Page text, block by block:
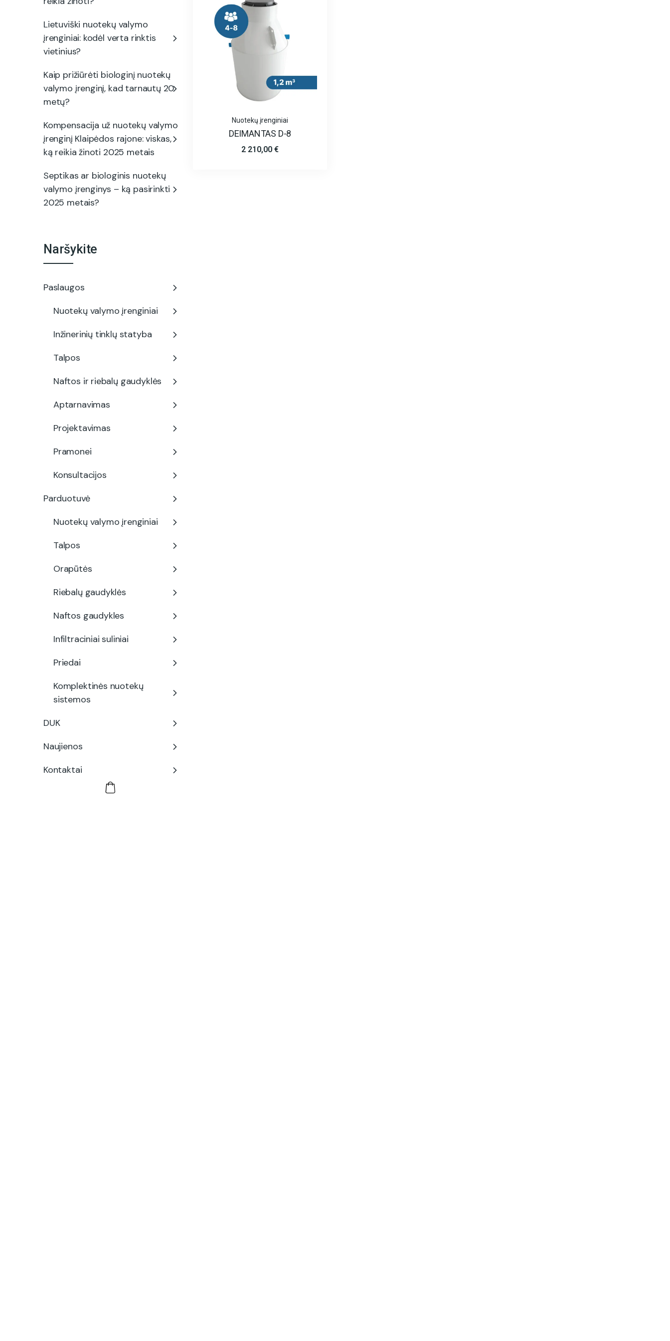
Nuotekų įrenginiai
DEIMANTAS D-8
2 210,00 €
Lietuviški nuotekų valymo
įrenginiai: kodėl verta rinktis
vietinius?
Kaip prižiūrėti biologinį nuotekų
valymo įrenginį, kad tarnautų 20
metų?
Kompensacija už nuotekų valymo
įrenginį Klaipėdos rajone: viskas,
ką reikia žinoti 2025 metais
Septikas ar biologinis nuotekų
valymo įrenginys – ką pasirinkti
2025 metais?
Naršykite
Paslaugos
Nuotekų valymo įrenginiai
Inžinerinių tinklų statyba
Talpos
Naftos ir riebalų gaudyklės
Aptarnavimas
Projektavimas
Pramonei
Konsultacijos
Parduotuvė
Nuotekų valymo įrenginiai
Talpos
Orapūtės
Riebalų gaudyklės
Naftos gaudykles
Infiltraciniai suliniai
Priedai
Komplektinės nuotekų
sistemos
DUK
Naujienos
Kontaktai